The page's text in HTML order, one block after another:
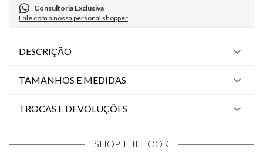
Consultoria Exclusiva
Fale com a nossa personal shopper
DESCRIÇÃO
TAMANHOS E MEDIDAS
TROCAS E DEVOLUÇÕES
SHOP THE LOOK